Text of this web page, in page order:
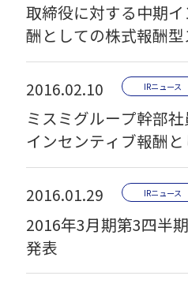
取締役に対する中期
酬としての株式報酬
ション(新株予約権)の
らせ
2016.02.10 IRニュース
ミスミグループ幹部
インセンティブ報酬
型ストック・オプシ
約権)の発行に関するお
2016.01.29 IRニュース
2016年3月期第3四半
発表